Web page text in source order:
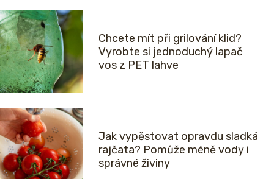
Chcete mít při grilování klid?
Vyrobte si jednoduchý lapač
vos z PET lahve
Jak vypěstovat opravdu sladká
rajčata? Pomůže méně vody i
správné živiny